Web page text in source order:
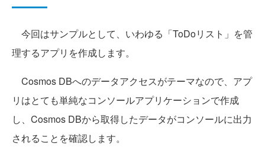
今回はサンプルとして、いわゆる「ToDoリスト」を管
理するアプリを作成します。
Cosmos DBへのデータアクセスがテーマなので、アプ
リはとても単純なコンソールアプリケーションで作成
し、Cosmos DBから取得したデータがコンソールに出力
されることを確認します。